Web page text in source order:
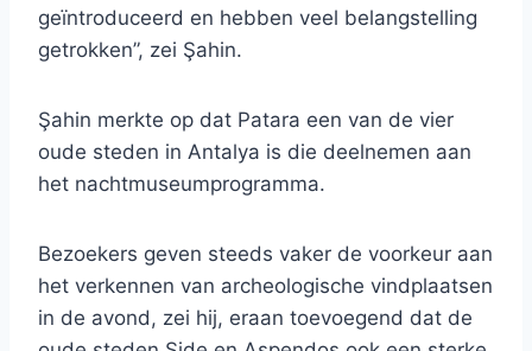
geïntroduceerd en hebben veel belangstelling
getrokken”, zei Şahin.
Şahin merkte op dat Patara een van de vier
oude steden in Antalya is die deelnemen aan
het nachtmuseumprogramma.
Bezoekers geven steeds vaker de voorkeur aan
het verkennen van archeologische vindplaatsen
in de avond, zei hij, eraan toevoegend dat de